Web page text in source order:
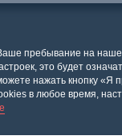
пребывание на
это будет
нажать кнопку «Я
в любое время,